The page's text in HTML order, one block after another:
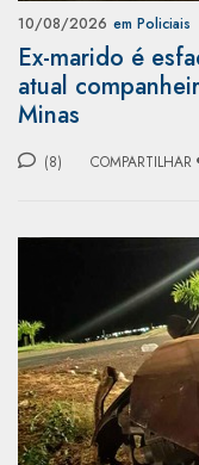
10/08/2026 em Policiais
Ex-marido é
atual
Minas
(8) COMPARTILHAR